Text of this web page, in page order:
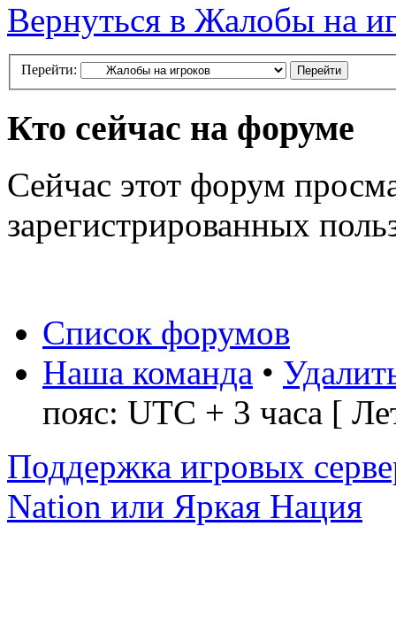
Вернуться в Жалобы на
Перейти:
Кто сейчас на форуме
Сейчас этот форум
зарегистрированных
Список форумов
Наша команда •
пояс: UTC + 3 часа [
Поддержка игровых
Nation или Яркая Нация